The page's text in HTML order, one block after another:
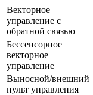
Векторное
управление с
обратной связью
Бессенсорное
векторное
управление
Выносной/внешний
пульт управления